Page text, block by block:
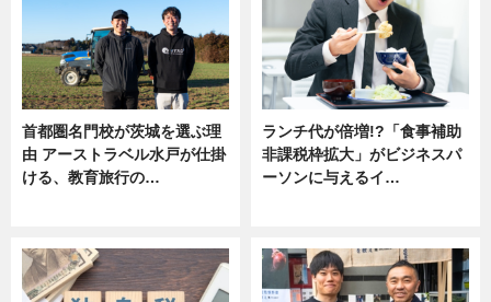
首都圏名門校が茨城を選ぶ理
由 アーストラベル水戸が仕掛
ける、教育旅行の…
ランチ代が倍増!?「食事補助
非課税枠拡大」がビジネスパ
ーソンに与えるイ…